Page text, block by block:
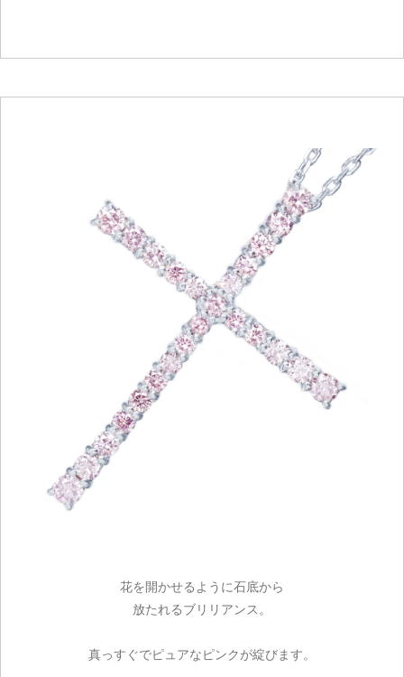
花を開かせるように石底から
放たれるブリリアンス。
真っすぐでピュアなピンクが綻びます。